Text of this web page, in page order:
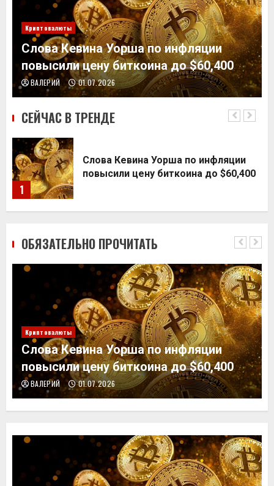
Криптовалюты
Слова Кевина Уорша по инфляции
повысили цену биткоина до $60,400
ВАЛЕРИЙ 01.07.2026
СЕЙЧАС В ТРЕНДЕ
1
Слова Кевина Уорша по инфляции
повысили цену биткоина до $60,400
ОБЯЗАТЕЛЬНО ПРОЧИТАТЬ
Криптовалюты
Слова Кевина Уорша по инфляции
повысили цену биткоина до $60,400
ВАЛЕРИЙ 01.07.2026